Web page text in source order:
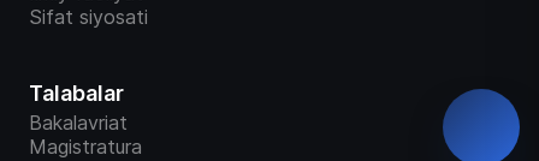
Sifat siyosati
Talabalar
Bakalavriat
Magistratura